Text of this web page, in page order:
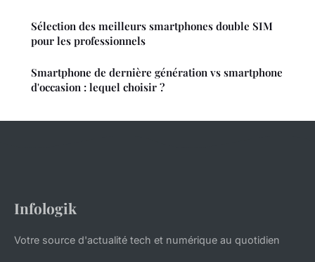
Sélection des meilleurs smartphones double SIM
pour les professionnels
Smartphone de dernière génération vs smartphone
d'occasion : lequel choisir ?
Infologik
Votre source d'actualité tech et numérique au quotidien